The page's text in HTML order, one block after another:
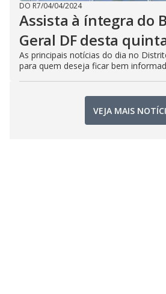
DO R7/04/04/2024
Assista à íntegra do
Geral DF desta
As principais notícias do dia no
para quem deseja ficar bem
VEJA MAIS